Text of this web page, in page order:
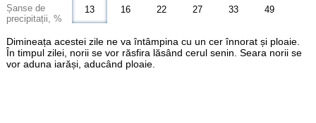
Șanse de
precipitații, %
13
16
22
27
33
49
Dimineața acestei zile ne va întâmpina cu un cer înnorat și ploaie.
În timpul zilei, norii se vor răsfira lăsând cerul senin. Seara norii se
vor aduna iarăși, aducând ploaie.